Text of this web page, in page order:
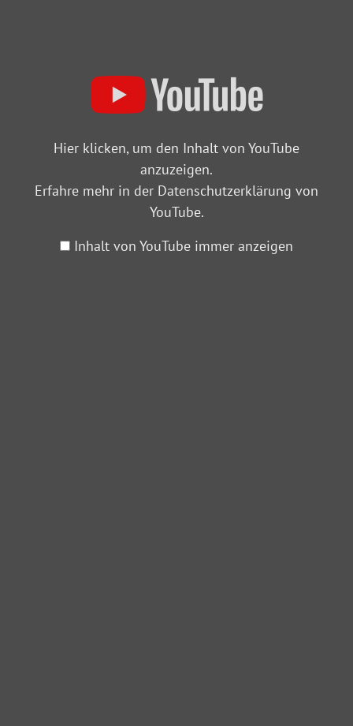
Hier klicken, um den Inhalt von YouTube
anzuzeigen.
Erfahre mehr in der Datenschutzerklärung von
YouTube.
Inhalt von YouTube immer anzeigen